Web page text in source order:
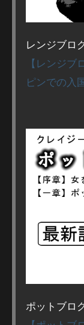
レンジブロ
【レンジ
ピンでの入
ポットブロ